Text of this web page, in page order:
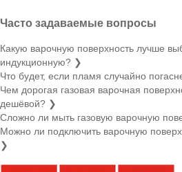
Часто задаваемые вопросы
Какую варочную поверхность лучше
индукционную? ❯
Что будет, если пламя случайно
Чем дорогая газовая варочная
дешёвой? ❯
Сложно ли мыть газовую варочную
Можно ли подключить варочную
❯